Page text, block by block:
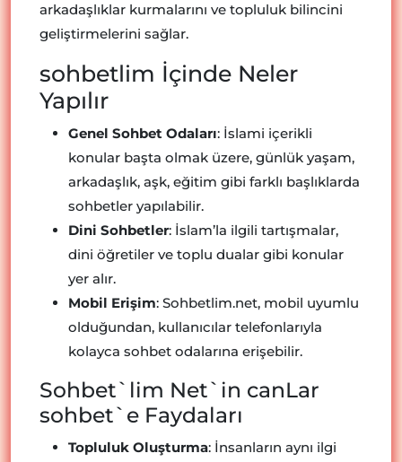
arkadaşlıklar kurmalarını ve topluluk bilincini
geliştirmelerini sağlar.
sohbetlim İçinde Neler
Yapılır
Genel Sohbet Odaları: İslami içerikli
konular başta olmak üzere, günlük yaşam,
arkadaşlık, aşk, eğitim gibi farklı başlıklarda
sohbetler yapılabilir.
Dini Sohbetler: İslam’la ilgili tartışmalar,
dini öğretiler ve toplu dualar gibi konular
yer alır.
Mobil Erişim: Sohbetlim.net, mobil uyumlu
olduğundan, kullanıcılar telefonlarıyla
kolayca sohbet odalarına erişebilir.
Sohbet`lim Net`in canLar
sohbet`e Faydaları
Topluluk Oluşturma: İnsanların aynı ilgi